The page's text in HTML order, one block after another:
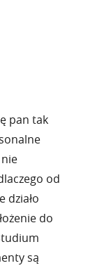
pan tak
od
działo
do
są